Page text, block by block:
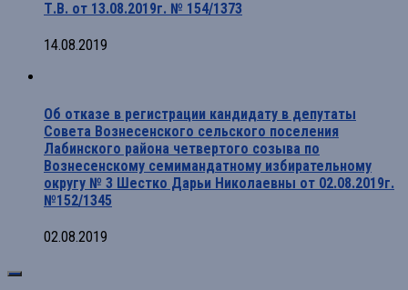
Т.В. от 13.08.2019г. № 154/1373
14.08.2019
Об отказе в регистрации кандидату в депутаты
Совета Вознесенского сельского поселения
Лабинского района четвертого созыва по
Вознесенскому семимандатному избирательному
округу № 3 Шестко Дарьи Николаевны от 02.08.2019г.
№152/1345
02.08.2019